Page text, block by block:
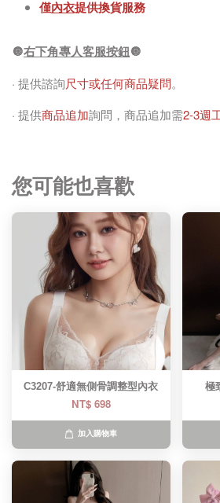
僅內衣提供換貨服務
🔘右下角專人客服按鈕🔘
· 提供諮詢尺寸或任何商品疑問。
· 提供商品追加詢問，商品追加需2-3週
您可能也喜歡
C3207-舒適無側骨調整型內衣
NT$ 698
加入購物車
極